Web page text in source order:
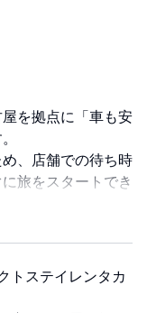
を拠点に「車も安
、店舗での待ち時
旅をスタートでき
為據點、主打「車
トステイレンタカ